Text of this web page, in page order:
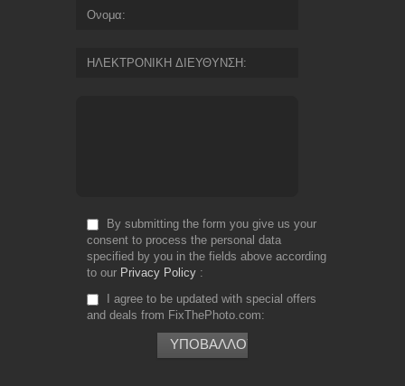
Ονομα
ΗΛΕΚΤΡΟΝΙΚΗ ΔΙΕΥΘΥΝΣΗ
By submitting the form you give us your
consent to process the personal data
specified by you in the fields above according
to our Privacy Policy
I agree to be updated with special offers
and deals from FixThePhoto.com